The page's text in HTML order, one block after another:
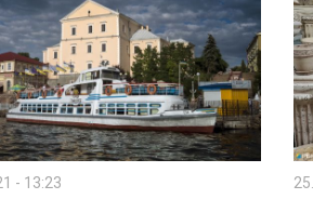
- 13:23